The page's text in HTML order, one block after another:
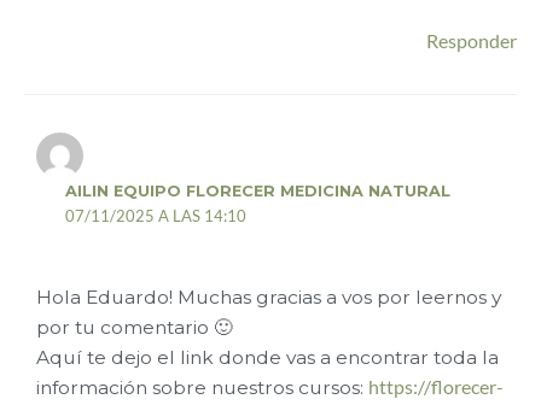
Responder
AILIN EQUIPO FLORECER MEDICINA NATURAL
07/11/2025 A LAS 14:10
Hola Eduardo! Muchas gracias a vos por leernos y
por tu comentario 🙂
Aquí te dejo el link donde vas a encontrar toda la
información sobre nuestros cursos: https://florecer-